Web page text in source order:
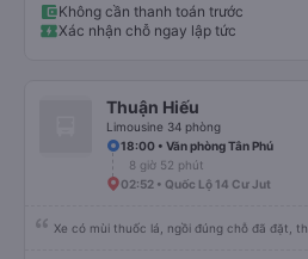
GPS và biển số xe vì tôi phải tìm kiếm xung
là vấn đề của bến xe Đà Lạt (không phải tất
thông tin), chứ không phải của công ty.
Không cần thanh toán trước
Xác nhận chỗ ngay lập tức
Thuận Hiếu
Limousine 34 phòng
18:00 • Văn phòng Tân Phú
8 giờ 52 phút
02:52 • Quốc Lộ 14 Cư Jut
Xe có mùi thuốc lá, ngồi đúng chỗ đã đặt,